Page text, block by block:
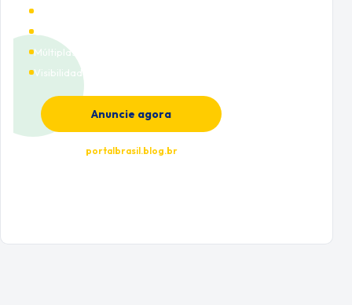
Cobertura nacional
Múltiplas categorias
Visibilidade premium
Anuncie agora
portalbrasil.blog.br